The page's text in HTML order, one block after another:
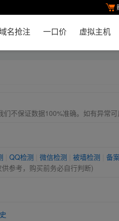
名抢注 一口价 虚拟主机
不保证数据100%准确。如有异常可
QQ检测 微信检测 被墙检测
备
参考，购买前务必自行判断)